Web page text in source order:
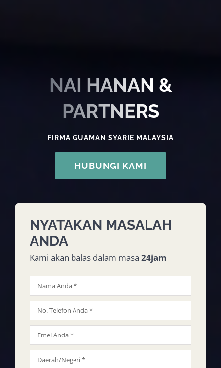
NAI HANAN &
PARTNERS
FIRMA GUAMAN SYARIE MALAYSIA
HUBUNGI KAMI
NYATAKAN MASALAH
ANDA
Kami akan balas dalam masa 24jam